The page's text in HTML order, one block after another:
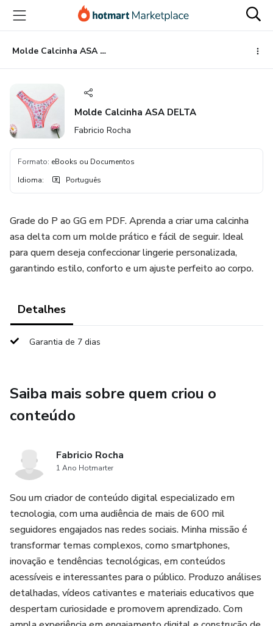
para
conteúdo
principal
para
pagamento
para
rodapé
Molde Calcinha ASA DELTA
Molde Calcinha ASA DELTA
Fabricio Rocha
Formato: eBooks ou Documentos
Idioma: Português
Grade do P ao GG em PDF. Aprenda a criar uma calcinha
asa delta com um molde prático e fácil de seguir. Ideal
para quem deseja confeccionar lingerie personalizada,
garantindo estilo, conforto e um ajuste perfeito ao corpo.
Detalhes
Garantia de 7 dias
Saiba mais sobre quem criou o
conteúdo
Fabricio Rocha
1 Ano Hotmarter
Sou um criador de conteúdo digital especializado em
tecnologia, com uma audiência de mais de 600 mil
seguidores engajados nas redes sociais. Minha missão é
transformar temas complexos, como smartphones,
inovação e tendências tecnológicas, em conteúdos
acessíveis e interessantes para o público. Produzo análises
detalhadas, vídeos cativantes e materiais educativos que
despertam curiosidade e promovem aprendizado. Com